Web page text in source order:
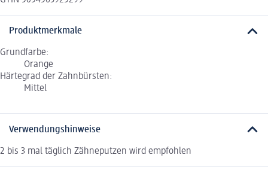
Produktmerkmale
Grundfarbe:
Orange
Härtegrad der Zahnbürsten:
Mittel
Verwendungshinweise
2 bis 3 mal täglich Zähneputzen wird empfohlen